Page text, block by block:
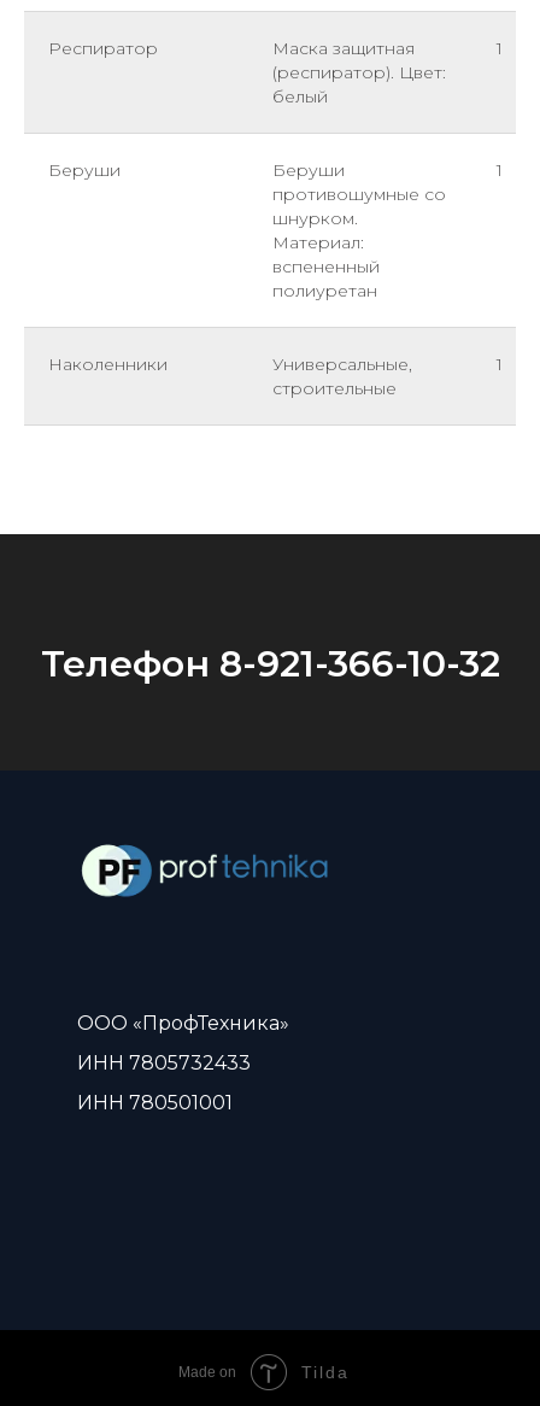
Респиратор
Маска защитная
(респиратор). Цвет:
белый
1
Беруши
Беруши
противошумные со
шнурком.
Материал:
вспененный
полиуретан
1
Наколенники
Универсальные,
строительные
1
Телефон 8-921-366-10-32
ООО «ПрофТехника»
ИНН 7805732433
ИНН 780501001
Made on Tilda